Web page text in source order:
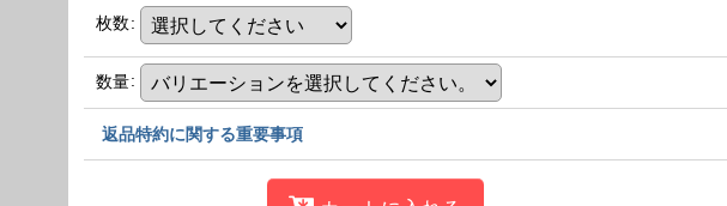
枚数:
数量:
返品特約に関する重要事項